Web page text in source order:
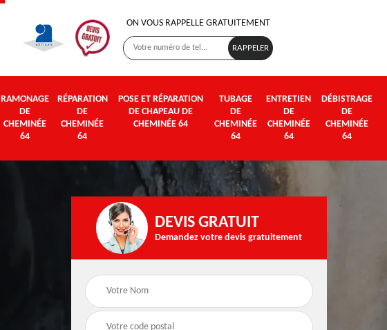
ON VOUS RAPPELLE GRATUITEMENT
RAMONAGE
DE
CHEMINÉE
64
RÉPARATION
DE
CHEMINÉE
64
POSE ET RÉPARATION
DE CHAPEAU DE
CHEMINÉE 64
TUBAGE
DE
CHEMINÉE
64
ENTRETIEN
DE
CHEMINÉE
64
DÉBISTRAGE
DE
CHEMINÉE
64
Poseur et pose de
poêle à bois et
DEVIS GRATUIT
Demandez votre devis gratuitement